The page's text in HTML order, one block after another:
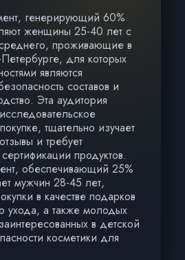
генерирующий 60%
женщины 25-40 лет с
проживающие в
для которых
являются
составов и
Эта аудитория
тщательно изучает
и требует
продуктов.
обеспечивающий 25%
мужчин 28-45 лет,
в качестве подарков
ухода, а также молодых
в детской
косметики для